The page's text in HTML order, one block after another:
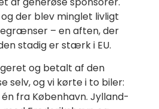
der blev minglet livligt
– en aften, der
stadig er stærk i EU.
og betalt af den
selv, og vi kørte i to biler:
fra København. Jylland-